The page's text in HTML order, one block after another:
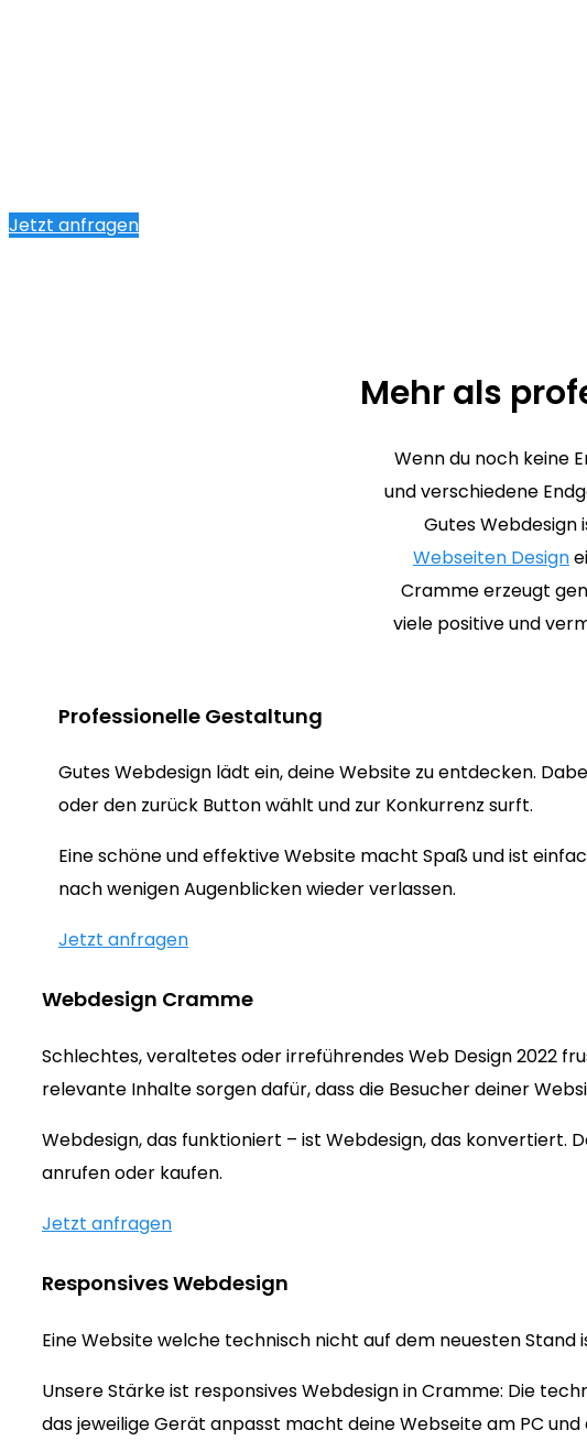
Jetzt anfragen
Mehr als
Wenn du noch keine
und verschiedene
Gutes Webdesign
Webseiten Design
Cramme erzeugt
viele positive und
Professionelle Gestaltung
Gutes Webdesign lädt ein, deine Website zu entdecken.
oder den zurück Button wählt und zur Konkurrenz surft.
Eine schöne und effektive Website macht Spaß und ist
nach wenigen Augenblicken wieder verlassen.
Jetzt anfragen
Webdesign Cramme
Schlechtes, veraltetes oder irreführendes Web Design 2022
relevante Inhalte sorgen dafür, dass die Besucher deiner
Webdesign, das funktioniert – ist Webdesign, das konvertiert.
anrufen oder kaufen.
Jetzt anfragen
Responsives Webdesign
Eine Website welche technisch nicht auf dem neuesten
Unsere Stärke ist responsives Webdesign in Cramme: Die
das jeweilige Gerät anpasst macht deine Webseite am PC